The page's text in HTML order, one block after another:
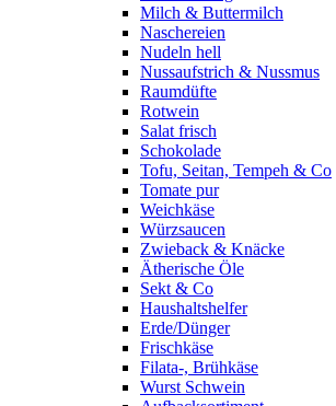
Milch & Buttermilch
Naschereien
Nudeln hell
Nussaufstrich & Nussmus
Raumdüfte
Rotwein
Salat frisch
Schokolade
Tofu, Seitan, Tempeh & Co
Tomate pur
Weichkäse
Würzsaucen
Zwieback & Knäcke
Ätherische Öle
Sekt & Co
Haushaltshelfer
Erde/Dünger
Frischkäse
Filata-, Brühkäse
Wurst Schwein